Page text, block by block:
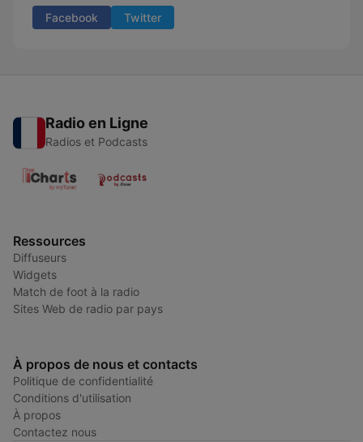
Facebook Twitter
Radio en Ligne
Radios et Podcasts
Ressources
Diffuseurs
Widgets
Match de foot à la radio
Sites Web de radio par pays
À propos de nous et contacts
Politique de confidentialité
Conditions d'utilisation
À propos
Contactez nous